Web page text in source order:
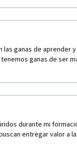
ganas de aprender
ganas de ser
durante mi
entregar valor a la